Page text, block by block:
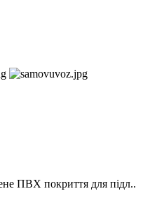
ПВХ покриття для підл..